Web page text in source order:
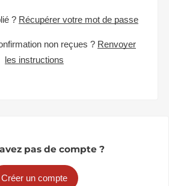
? Récupérer votre mot de passe
non reçues ? Renvoyer
les instructions
pas de compte ?
Créer un compte